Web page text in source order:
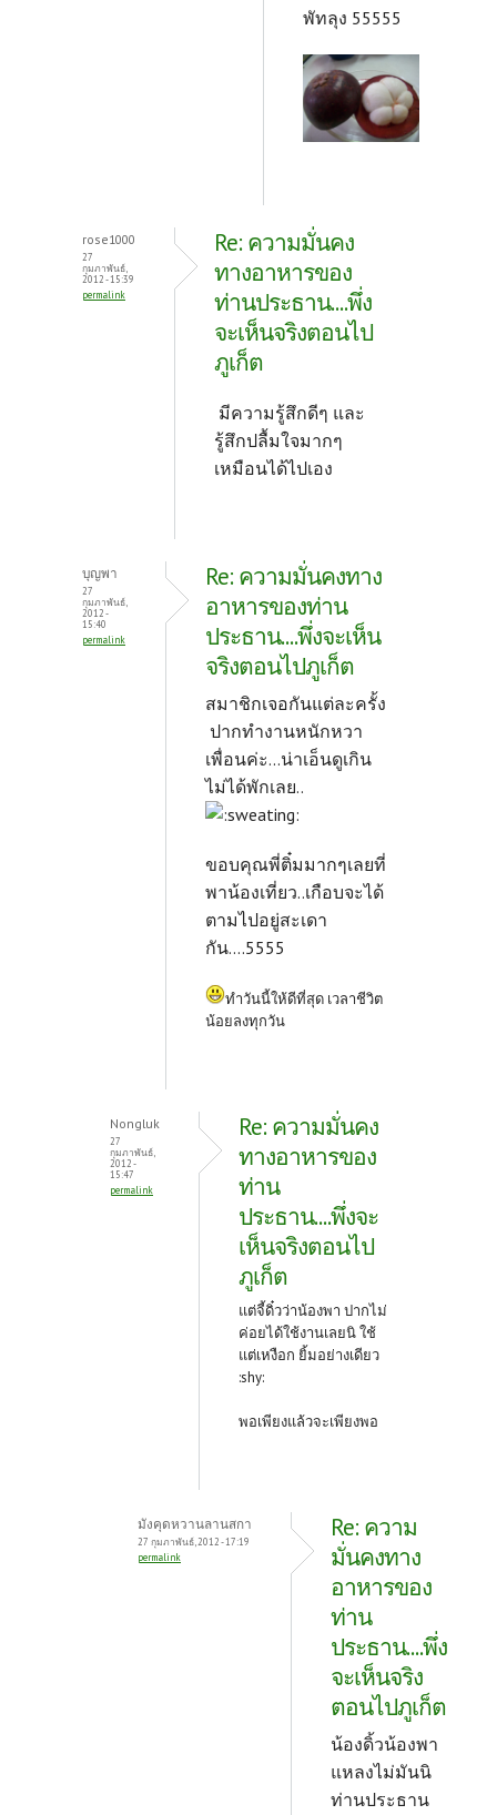
พัทลุง 55555
rose1000
27
กุมภาพันธ์,
2012 - 15:39
permalink
Re: ความมั่นคง
ทางอาหารของ
ท่านประธาน....พึ่ง
จะเห็นจริงตอนไป
ภูเก็ต
มีความรู้สึกดีๆ และ
รู้สึกปลื้มใจมากๆ
เหมือนได้ไปเอง
บุญพา
27
กุมภาพันธ์,
2012 -
15:40
permalink
Re: ความมั่นคงทาง
อาหารของท่าน
ประธาน....พึ่งจะเห็น
จริงตอนไปภูเก็ต
สมาชิกเจอกันแต่ละครั้ง
ปากทำงานหนักหวา
เพื่อนค่ะ...น่าเอ็นดูเกิน
ไม่ได้พักเลย..
ขอบคุณพี่ติ๋มมากๆเลยที่
พาน้องเที่ยว..เกือบจะได้
ตามไปอยู่สะเดา
กัน....5555
ทำวันนี้ให้ดีที่สุด เวลาชีวิต
น้อยลงทุกวัน
Nongluk
27
กุมภาพันธ์,
2012 -
15:47
permalink
Re: ความมั่นคง
ทางอาหารของ
ท่าน
ประธาน....พึ่งจะ
เห็นจริงตอนไป
ภูเก็ต
แต่จี้ดิ๋วว่าน้องพา ปากไม่
ค่อยได้ใช้งานเลยนิ ใช้
แต่เหงือก ยิ้มอย่างเดียว
:shy:
พอเพียงแล้วจะเพียงพอ
มังคุดหวานลานสกา
27 กุมภาพันธ์, 2012 - 17:19
permalink
Re: ความ
มั่นคงทาง
อาหารของ
ท่าน
ประธาน....พึ่ง
จะเห็นจริง
ตอนไปภูเก็ต
น้องดิ้วน้องพา
แหลงไม่มันนิ
ท่านประธาน